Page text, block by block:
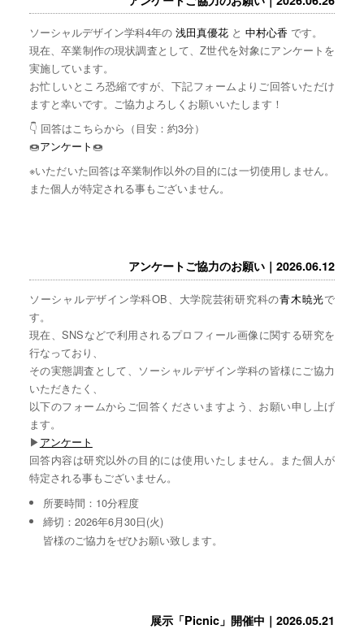
ソーシャルデザイン学科4年の 浅田真優花と 中村心香 です。
現在、卒業制作の現状調査として、Z世代を対象にアンケートを
実施しています。
お忙しいところ恐縮ですが、下記フォームよりご回答いただけ
ますと幸いです。ご協力よろしくお願いいたします！
👇 回答はこちらから（目安：約3分）
🍩アンケート🍩
※いただいた回答は卒業制作以外の目的には一切使用しません。
また個人が特定される事もございません。
アンケートご協力のお願い｜2026.06.12
ソーシャルデザイン学科OB、大学院芸術研究科の青木暁光で
す。
現在、SNSなどで利用されるプロフィール画像に関する研究を
行なっており、
その実態調査として、ソーシャルデザイン学科の皆様にご協力
いただきたく、
以下のフォームからご回答くださいますよう、お願い申し上げ
ます。
▶︎アンケート
回答内容は研究以外の目的には使用いたしません。また個人が
特定される事もございません。
所要時間：10分程度
締切：2026年6月30日(火)
皆様のご協力をぜひお願い致します。
展示「Picnic」開催中｜2026.05.21